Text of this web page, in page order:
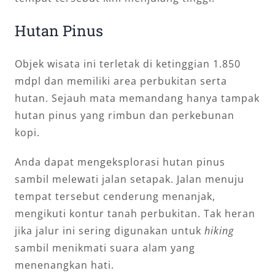
Hutan Pinus
Objek wisata ini terletak di ketinggian 1.850
mdpl dan memiliki area perbukitan serta
hutan. Sejauh mata memandang hanya tampak
hutan pinus yang rimbun dan perkebunan
kopi.
Anda dapat mengeksplorasi hutan pinus
sambil melewati jalan setapak. Jalan menuju
tempat tersebut cenderung menanjak,
mengikuti kontur tanah perbukitan. Tak heran
jika jalur ini sering digunakan untuk hiking
sambil menikmati suara alam yang
menenangkan hati.